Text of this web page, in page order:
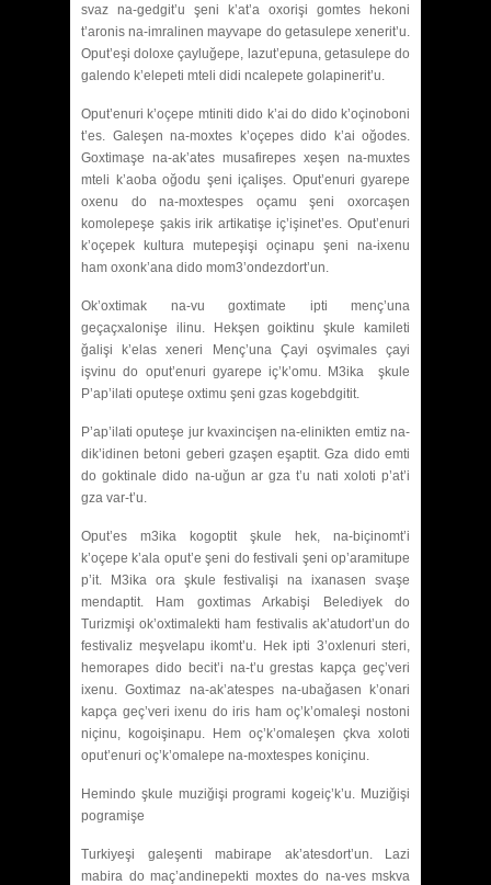
svaz na-gedgit’u şeni k’at’a oxorişi gomtes hekoni
t’aronis na-imralinen mayvape do getasulepe xenerit’u.
Oput’eşi doloxe çayluğepe, lazut’epuna, getasulepe do
galendo k’elepeti mteli didi ncalepete golapinerit’u.
Oput’enuri k’oçepe mtiniti dido k’ai do dido k’oçinoboni
t’es. Galeşen na-moxtes k’oçepes dido k’ai oğodes.
Goxtimaşe na-ak’ates musafirepes xeşen na-muxtes
mteli k’aoba oğodu şeni içalişes. Oput’enuri gyarepe
oxenu do na-moxtespes oçamu şeni oxorcaşen
komolepeşe şakis irik artikatişe iç’işinet’es. Oput’enuri
k’oçepek kultura mutepeşişi oçinapu şeni na-ixenu
ham oxonk’ana dido mom3’ondezdort’un.
Ok’oxtimak na-vu goxtimate ipti menç’una
geçaçxalonişe ilinu. Hekşen goiktinu şkule kamileti
ğalişi k’elas xeneri Menç’una Çayi oşvimales çayi
işvinu do oput’enuri gyarepe iç’k’omu. M3ika şkule
P’ap’ilati oputeşe oxtimu şeni gzas kogebdgitit.
P’ap’ilati oputeşe jur kvaxincişen na-elinikten emtiz na-
dik’idinen betoni geberi gzaşen eşaptit. Gza dido emti
do goktinale dido na-uğun ar gza t’u nati xoloti p’at’i
gza var-t’u.
Oput’es m3ika kogoptit şkule hek, na-biçinomt’i
k’oçepe k’ala oput’e şeni do festivali şeni op’aramitupe
p’it. M3ika ora şkule festivalişi na ixanasen svaşe
mendaptit. Ham goxtimas Arkabişi Belediyek do
Turizmişi ok’oxtimalekti ham festivalis ak’atudort’un do
festivaliz meşvelapu ikomt’u. Hek ipti 3’oxlenuri steri,
hemorapes dido becit’i na-t’u grestas kapça geç’veri
ixenu. Goxtimaz na-ak’atespes na-ubağasen k’onari
kapça geç’veri ixenu do iris ham oç’k’omaleşi nostoni
niçinu, kogoişinapu. Hem oç’k’omaleşen çkva xoloti
oput’enuri oç’k’omalepe na-moxtespes koniçinu.
Hemindo şkule muziğişi programi kogeiç’k’u. Muziğişi
pogramişe
Turkiyeşi galeşenti mabirape ak’atesdort’un. Lazi
mabira do maç’andinepekti moxtes do na-ves mskva